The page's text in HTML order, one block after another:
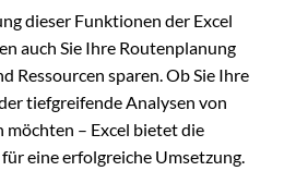
dieser Funktionen der Excel
auch Sie Ihre Routenplanung
Ressourcen sparen. Ob Sie Ihre
tiefgreifende Analysen von
– Excel bietet die
eine erfolgreiche Umsetzung.